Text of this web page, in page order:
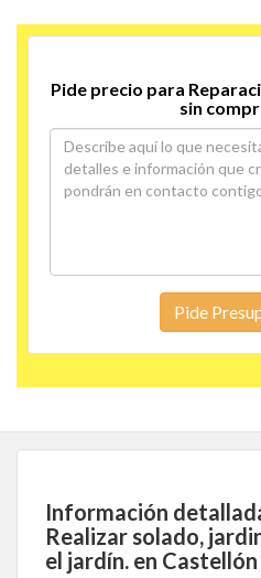
Pide precio para
sin
Pide
Información
Realizar solado,
el jardín. en